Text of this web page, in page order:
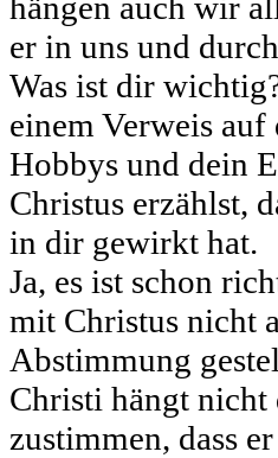
er in uns und
Was ist dir
einem Verweis
Hobbys und dein
Christus erzählst,
in dir gewirkt hat.
Ja, es ist schon
mit Christus nicht
Abstimmung
Christi hängt nicht
zustimmen, dass